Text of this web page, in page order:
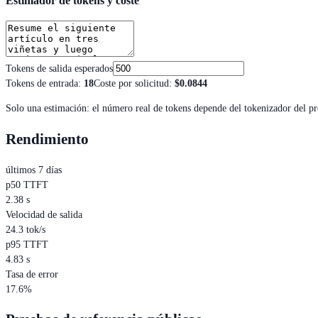
Tokens de salida esperados
Tokens de entrada: 18Coste por solicitud: $0.0844
Solo una estimación: el número real de tokens depende del tokenizador del
Rendimiento
últimos 7 días
p50 TTFT
2.38 s
Velocidad de salida
24.3 tok/s
p95 TTFT
4.83 s
Tasa de error
17.6%